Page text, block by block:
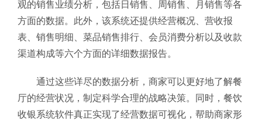
观的销售业绩分析，包括日销售、周销售、月销售等各
方面的数据。此外，该系统还提供经营概况、营收报
表、销售明细、菜品销售排行、会员消费分析以及收款
渠道构成等六个方面的详细数据报告。
通过这些详尽的数据分析，商家可以更好地了解餐
厅的经营状况，制定科学合理的战略决策。同时，餐饮
收银系统软件真正实现了经营数据可视化，帮助商家形